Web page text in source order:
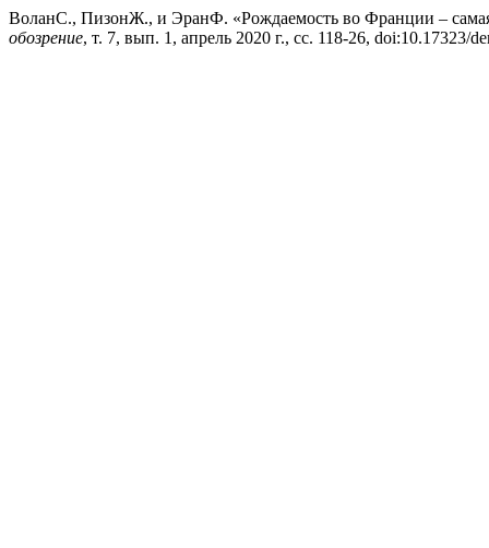
ВоланС., ПизонЖ., и ЭранФ. «Рождаемость во Франции ‒
обозрение, т. 7, вып. 1, апрель 2020 г., сс. 118-26, doi:10.17323/